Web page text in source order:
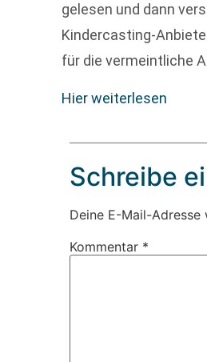
gelesen und dann
Kindercasting-
für die vermeintliche
Hier weiterlesen
Schreibe
Deine E-Mail-
Kommentar *